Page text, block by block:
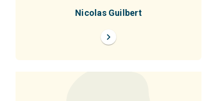
Nicolas Guilbert
chevron_right